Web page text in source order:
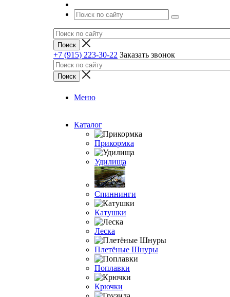
+7 (915) 223-30-22 Заказать звонок
Меню
Каталог
Прикормка
Удилища
Спиннинги
Катушки
Леска
Плетёные Шнуры
Поплавки
Крючки